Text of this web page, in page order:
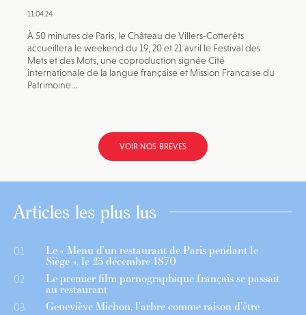
11.04.24
À 50 minutes de Paris, le Château de Villers-Cotterêts
accueillera le weekend du 19, 20 et 21 avril le Festival des
Mets et des Mots, une coproduction signée Cité
internationale de la langue française et Mission Française du
Patrimoine...
VOIR NOS BRÈVES
Articles les plus lus
01 Le « Menu d’un restaurant de Paris pendant le
Siège », le 25 décembre 1870
02 Le premier film pornographique français se passait
au restaurant
03 Geneviève Michon, l’arbre comme raison d’être